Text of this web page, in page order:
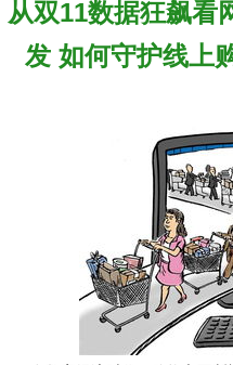
从双11数据狂飙看
发 如何守护线上